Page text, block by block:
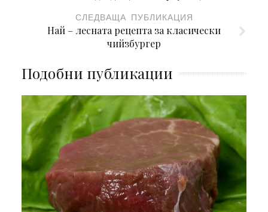
СЛЕДВАЩА ПУБЛИКАЦИЯ
Най – лесната рецепта за класически
чийзбургер
Подобни публикации